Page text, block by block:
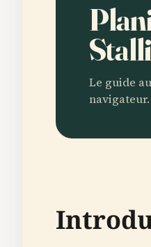
Le guide